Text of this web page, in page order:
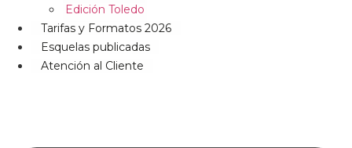
Edición Toledo
Tarifas y Formatos 2026
Esquelas publicadas
Atención al Cliente